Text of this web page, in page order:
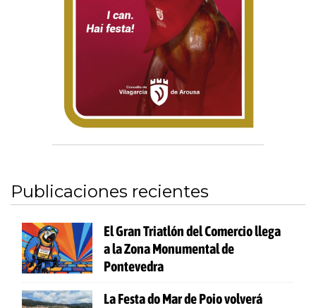
Publicaciones recientes
El Gran Triatlón del Comercio llega
a la Zona Monumental de
Pontevedra
La Festa do Mar de Poio volverá